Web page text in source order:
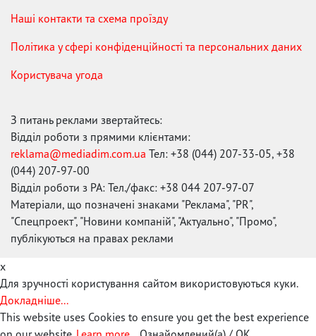
Наші контакти та схема проїзду
Політика у сфері конфіденційності та персональних даних
Користувача угода
З питань реклами звертайтесь:
Відділ роботи з прямими клієнтами:
reklama@mediadim.com.ua Тел: +38 (044) 207-33-05, +38
(044) 207-97-00
Відділ роботи з РА: Тел./факс: +38 044 207-97-07
Матеріали, що позначені знаками "Реклама", "PR",
"Спецпроект", "Новини компаній", "Актуально", "Промо",
публікуються на правах реклами
x
Для зручності користування сайтом використовуються куки.
Докладніше...
This website uses Cookies to ensure you get the best experience